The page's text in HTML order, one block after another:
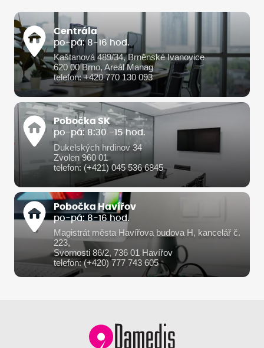
Centrála
po-pá: 8-16 hod.
Kaštanová 489/34, Brněnské Ivanovice
620 00 Brno, Areál Manag
telefon: +420 770 130 093
Pobočka SK
po-pá: 8:30 -15 hod.
Dukelských hrdinov 34
Zvolen 960 01
telefon: (+421) 045 536 6845
Pobočka Havířov
po-pá: 8-16 hod.
Magistrát města Havířova budova H, kancelář č.
223,
Svornosti 86/2, 736 01 Havířov
telefon: (+420) 777 743 605